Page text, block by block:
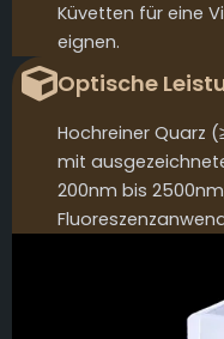
Küvetten für eine
eignen.
Optische
Hochreiner Quarz
mit
200nm bis